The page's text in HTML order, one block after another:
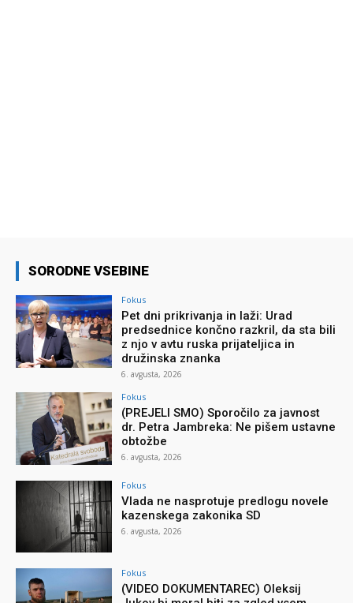
SORODNE VSEBINE
Fokus
Pet dni prikrivanja in laži: Urad
predsednice končno razkril, da sta bili
z njo v avtu ruska prijateljica in
družinska znanka
6. avgusta, 2026
Fokus
(PREJELI SMO) Sporočilo za javnost
dr. Petra Jambreka: Ne pišem ustavne
obtožbe
6. avgusta, 2026
Fokus
Vlada ne nasprotuje predlogu novele
kazenskega zakonika SD
6. avgusta, 2026
Fokus
(VIDEO DOKUMENTAREC) Oleksij